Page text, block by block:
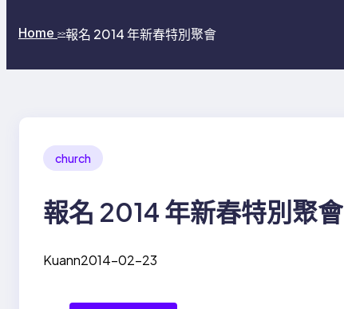
Home >>報名 2014 年新春特別聚會
church
報名 2014 年新春特別聚會
Kuann2014-02-23